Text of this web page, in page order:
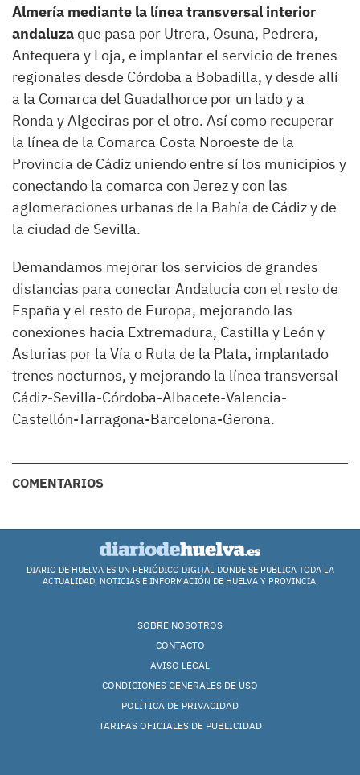
Almería mediante la línea transversal interior
andaluza que pasa por Utrera, Osuna, Pedrera,
Antequera y Loja, e implantar el servicio de trenes
regionales desde Córdoba a Bobadilla, y desde allí
a la Comarca del Guadalhorce por un lado y a
Ronda y Algeciras por el otro. Así como recuperar
la línea de la Comarca Costa Noroeste de la
Provincia de Cádiz uniendo entre sí los municipios y
conectando la comarca con Jerez y con las
aglomeraciones urbanas de la Bahía de Cádiz y de
la ciudad de Sevilla.
Demandamos mejorar los servicios de grandes
distancias para conectar Andalucía con el resto de
España y el resto de Europa, mejorando las
conexiones hacia Extremadura, Castilla y León y
Asturias por la Vía o Ruta de la Plata, implantado
trenes nocturnos, y mejorando la línea transversal
Cádiz-Sevilla-Córdoba-Albacete-Valencia-
Castellón-Tarragona-Barcelona-Gerona.
COMENTARIOS
DIARIO DE HUELVA ES UN PERIÓDICO DIGITAL DONDE SE PUBLICA TODA LA
ACTUALIDAD, NOTICIAS E INFORMACIÓN DE HUELVA Y PROVINCIA.
SOBRE NOSOTROS
CONTACTO
AVISO LEGAL
CONDICIONES GENERALES DE USO
POLÍTICA DE PRIVACIDAD
TARIFAS OFICIALES DE PUBLICIDAD